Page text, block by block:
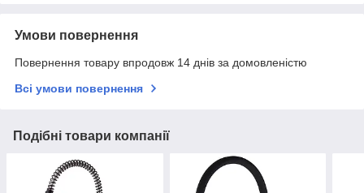
Умови повернення
Повернення товару впродовж 14 днів за домовленістю
Всі умови повернення
Подібні товари компанії